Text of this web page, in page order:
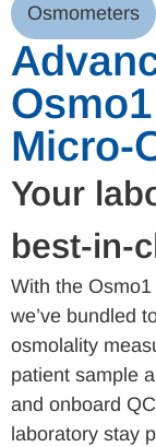
Osmometers
Micro-
Your
best-in-
With the
we’ve bundled
osmolality
patient sample
and onboard
laboratory stay